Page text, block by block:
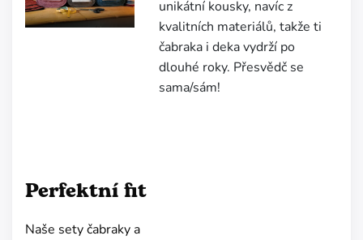
unikátní kousky, navíc z
kvalitních materiálů, takže ti
čabraka i deka vydrží po
dlouhé roky. Přesvědč se
sama/sám!
Perfektní fit
Naše sety čabraky a